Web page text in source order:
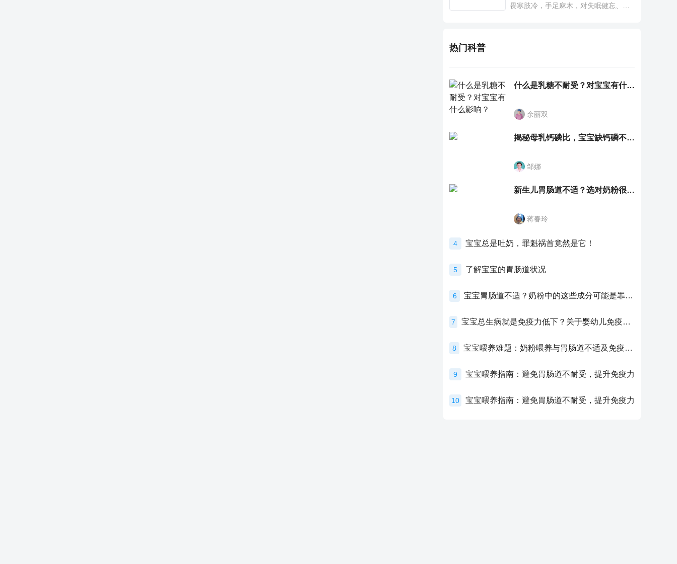
畏寒肢冷，手足麻木，对失眠健忘、神
热门科普
什么是乳糖不耐受？对宝宝有什么影响？
余丽双
揭秘母乳钙磷比，宝宝缺钙磷不再愁
邹娜
新生儿胃肠道不适？选对奶粉很重要！
蒋春玲
4 宝宝总是吐奶，罪魁祸首竟然是它！
5 了解宝宝的胃肠道状况
6 宝宝胃肠道不适？奶粉中的这些成分可能是罪魁祸首！
7 宝宝总生病就是免疫力低下？关于婴幼儿免疫力的真相，家长必须了解！
8 宝宝喂养难题：奶粉喂养与胃肠道不适及免疫力提升的奥秘
9 宝宝喂养指南：避免胃肠道不耐受，提升免疫力
10 宝宝喂养指南：避免胃肠道不耐受，提升免疫力